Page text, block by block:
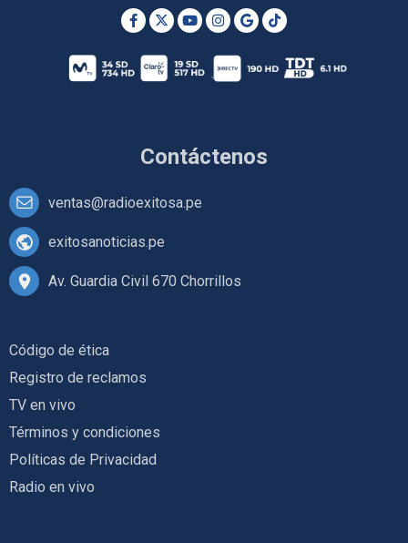
Contáctenos
ventas@radioexitosa.pe
exitosanoticias.pe
Av. Guardia Civil 670 Chorrillos
Código de ética
Registro de reclamos
TV en vivo
Términos y condiciones
Políticas de Privacidad
Radio en vivo